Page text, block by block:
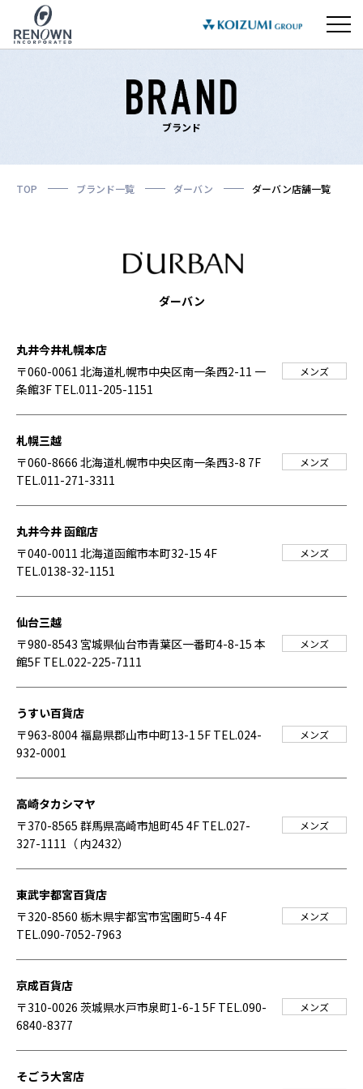
ブランド
TOP ブランド一覧 ダーバン ダーバン店舗一覧
ダーバン
丸井今井札幌本店
〒060-0061 北海道札幌市中央区南一条西2-11 一
条館3F TEL.011-205-1151
メンズ
札幌三越
〒060-8666 北海道札幌市中央区南一条西3-8 7F
TEL.011-271-3311
メンズ
丸井今井 函館店
〒040-0011 北海道函館市本町32-15 4F
TEL.0138-32-1151
メンズ
仙台三越
〒980-8543 宮城県仙台市青葉区一番町4-8-15 本
館5F TEL.022-225-7111
メンズ
うすい百貨店
〒963-8004 福島県郡山市中町13-1 5F TEL.024-
932-0001
メンズ
高崎タカシマヤ
〒370-8565 群馬県高崎市旭町45 4F TEL.027-
327-1111（ 内2432）
メンズ
東武宇都宮百貨店
〒320-8560 栃木県宇都宮市宮園町5-4 4F
TEL.090-7052-7963
メンズ
京成百貨店
〒310-0026 茨城県水戸市泉町1-6-1 5F TEL.090-
6840-8377
メンズ
そごう大宮店